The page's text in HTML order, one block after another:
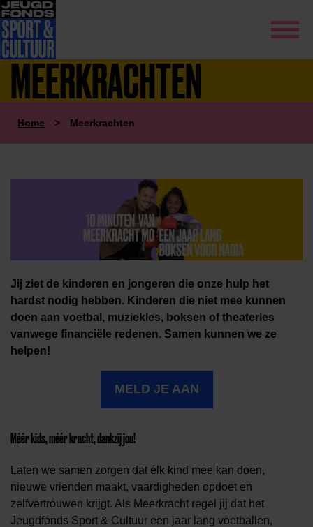
MEERKRACHTEN
Home > Meerkrachten
Jij ziet de kinderen en jongeren die onze hulp het
hardst nodig hebben. Kinderen die niet mee kunnen
doen aan voetbal, muziekles, boksen of theaterles
vanwege financiële redenen. Samen kunnen we ze
helpen!
MELD JE AAN
Méér kids, méér kracht, dankzij jou!
Laten we samen zorgen dat élk kind mee kan doen,
nieuwe vrienden maakt, vaardigheden opdoet en
zelfvertrouwen krijgt. Als Meerkracht regel jij dat het
Jeugdfonds Sport & Cultuur een jaar lang voetballen,